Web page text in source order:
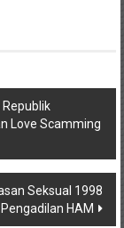
Love Scamming
Seksual 1998
HAM